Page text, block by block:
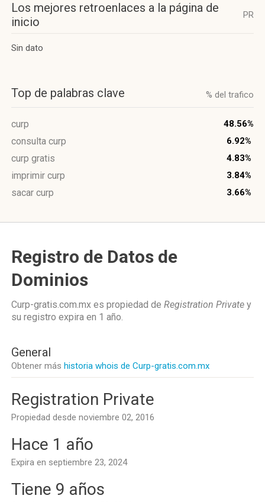
Los mejores retroenlaces a la página de
inicio
PR
Sin dato
Top de palabras clave % del trafico
curp 48.56%
consulta curp 6.92%
curp gratis 4.83%
imprimir curp 3.84%
sacar curp 3.66%
Registro de Datos de
Dominios
Curp-gratis.com.mx es propiedad de Registration Private y
su registro expira en 1 año.
General
Obtener más historia whois de Curp-gratis.com.mx
Registration Private
Propiedad desde noviembre 02, 2016
Hace 1 año
Expira en septiembre 23, 2024
Tiene 9 años